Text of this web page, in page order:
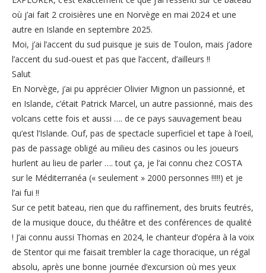
où j’ai fait 2 croisières une en Norvège en mai 2024 et une
autre en Islande en septembre 2025.
Moi, j’ai l’accent du sud puisque je suis de Toulon, mais j’adore
l’accent du sud-ouest et pas que l’accent, d’ailleurs !!
Salut
En Norvège, j’ai pu apprécier Olivier Mignon un passionné, et
en Islande, c’était Patrick Marcel, un autre passionné, mais des
volcans cette fois et aussi …. de ce pays sauvagement beau
qu’est l’Islande. Ouf, pas de spectacle superficiel et tape à l’oeil,
pas de passage obligé au milieu des casinos ou les joueurs
hurlent au lieu de parler …. tout ça, je l’ai connu chez COSTA
sur le Méditerranéa (« seulement » 2000 personnes !!!!!) et je
l’ai fui !!
Sur ce petit bateau, rien que du raffinement, des bruits feutrés,
de la musique douce, du théâtre et des conférences de qualité
! J’ai connu aussi Thomas en 2024, le chanteur d’opéra à la voix
de Stentor qui me faisait trembler la cage thoracique, un régal
absolu, après une bonne journée d’excursion où mes yeux